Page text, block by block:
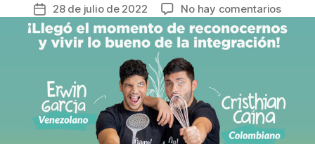
c
e
b
o
o
k
itt
er
ail er
e
m
p
Fecha
de
la
28 de julio de 2022 No hay comentariosen